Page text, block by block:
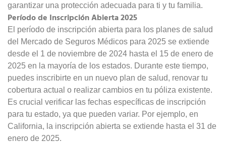
garantizar una protección adecuada para ti y tu familia.
Período de Inscripción Abierta 2025
El período de inscripción abierta para los planes de salud
del Mercado de Seguros Médicos para 2025 se extiende
desde el 1 de noviembre de 2024 hasta el 15 de enero de
2025 en la mayoría de los estados. Durante este tiempo,
puedes inscribirte en un nuevo plan de salud, renovar tu
cobertura actual o realizar cambios en tu póliza existente.
Es crucial verificar las fechas específicas de inscripción
para tu estado, ya que pueden variar. Por ejemplo, en
California, la inscripción abierta se extiende hasta el 31 de
enero de 2025.